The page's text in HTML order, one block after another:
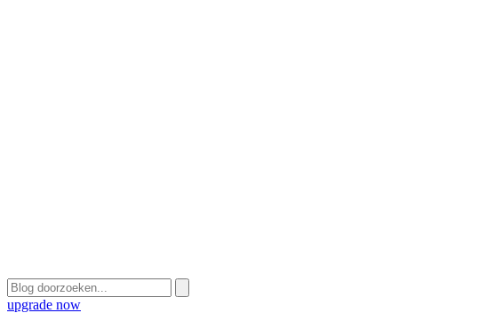
upgrade now